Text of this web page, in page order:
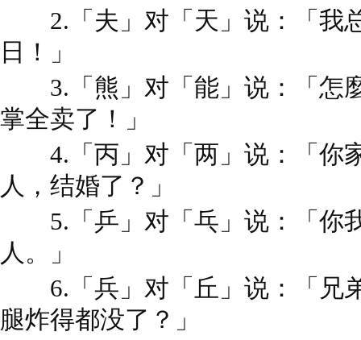
2.「夫」对「天」说：「我
日！」
3.「熊」对「能」说：「怎
掌全卖了！」
4.「丙」对「两」说：「你
人，结婚了？」
5.「乒」对「乓」说：「你
人。」
6.「兵」对「丘」说：「兄
腿炸得都没了？」